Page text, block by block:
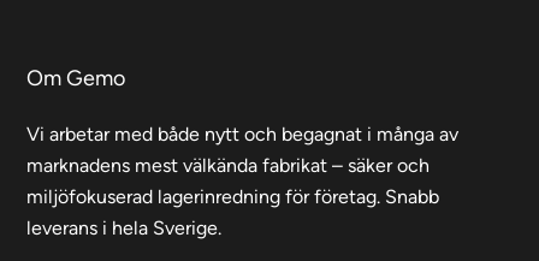
Om Gemo
Vi arbetar med både nytt och begagnat i många av
marknadens mest välkända fabrikat – säker och
miljöfokuserad lagerinredning för företag. Snabb
leverans i hela Sverige.